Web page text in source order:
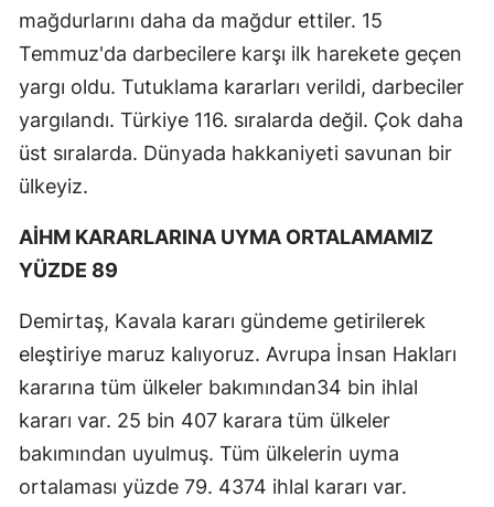
mağdurlarını daha da mağdur ettiler. 15
Temmuz'da darbecilere karşı ilk harekete geçen
yargı oldu. Tutuklama kararları verildi, darbeciler
yargılandı. Türkiye 116. sıralarda değil. Çok daha
üst sıralarda. Dünyada hakkaniyeti savunan bir
ülkeyiz.
AİHM KARARLARINA UYMA ORTALAMAMIZ
YÜZDE 89
Demirtaş, Kavala kararı gündeme getirilerek
eleştiriye maruz kalıyoruz. Avrupa İnsan Hakları
kararına tüm ülkeler bakımından34 bin ihlal
kararı var. 25 bin 407 karara tüm ülkeler
bakımından uyulmuş. Tüm ülkelerin uyma
ortalaması yüzde 79. 4374 ihlal kararı var.